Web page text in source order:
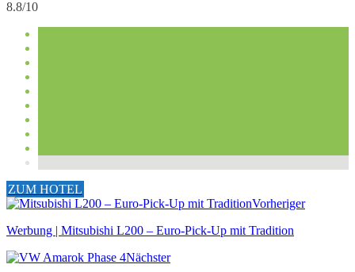
8.8/10
ZUM HOTEL
Vorheriger
Werbung | Mitsubishi L200 – Euro-Pick-Up mit Tradition
Nächster